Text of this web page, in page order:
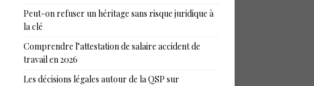
Peut-on refuser un héritage sans risque juridique à
la clé
Comprendre l’attestation de salaire accident de
travail en 2026
Les décisions légales autour de la QSP sur